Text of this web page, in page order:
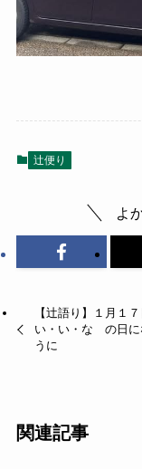
辻便り
よ
【辻語り】１月１７
い・い・な の日に
うに
関連記事